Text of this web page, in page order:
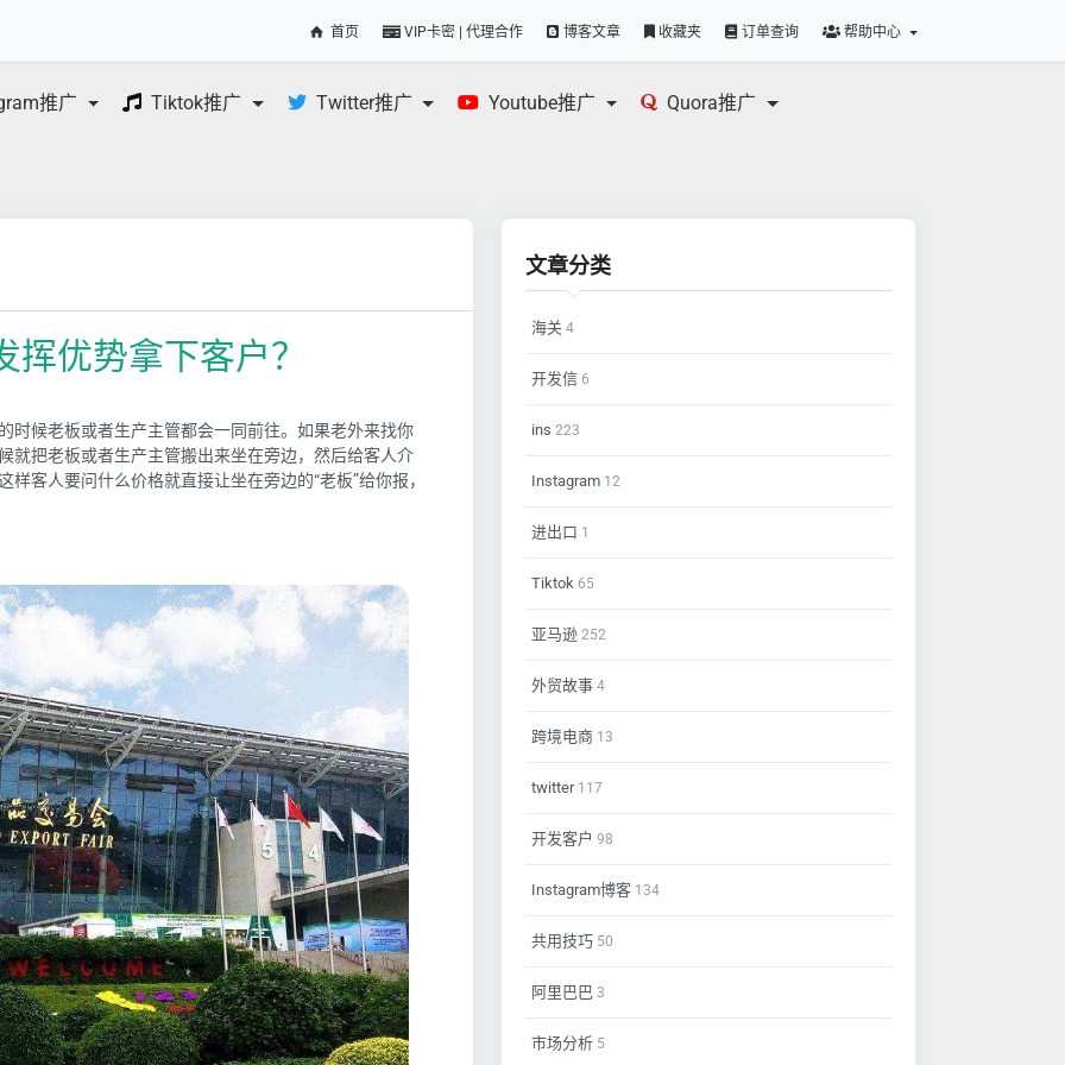
首页 VIP卡密 | 代理合作 博客文章 收藏夹 订单查询 帮助中心
推广 Tiktok推广 Twitter推广 Youtube推广 Quora推广
优势拿下客户？
时候老板或者生产主管都会一同前往。如果老外来找你
就把老板或者生产主管搬出来坐在旁边，然后给客人介
客人要问什么价格就直接让坐在旁边的“老板”给你报，
文章分类
海关 4
开发信 6
ins 223
Instagram 12
进出口 1
Tiktok 65
亚马逊 252
外贸故事 4
跨境电商 13
twitter117
开发客户 98
Instagram博客 134
共用技巧 50
阿里巴巴 3
市场分析 5